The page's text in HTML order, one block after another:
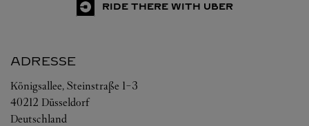
RIDE THERE WITH UBER
ADRESSE
Königsallee, Steinstraße 1-3
40212 Düsseldorf
Deutschland